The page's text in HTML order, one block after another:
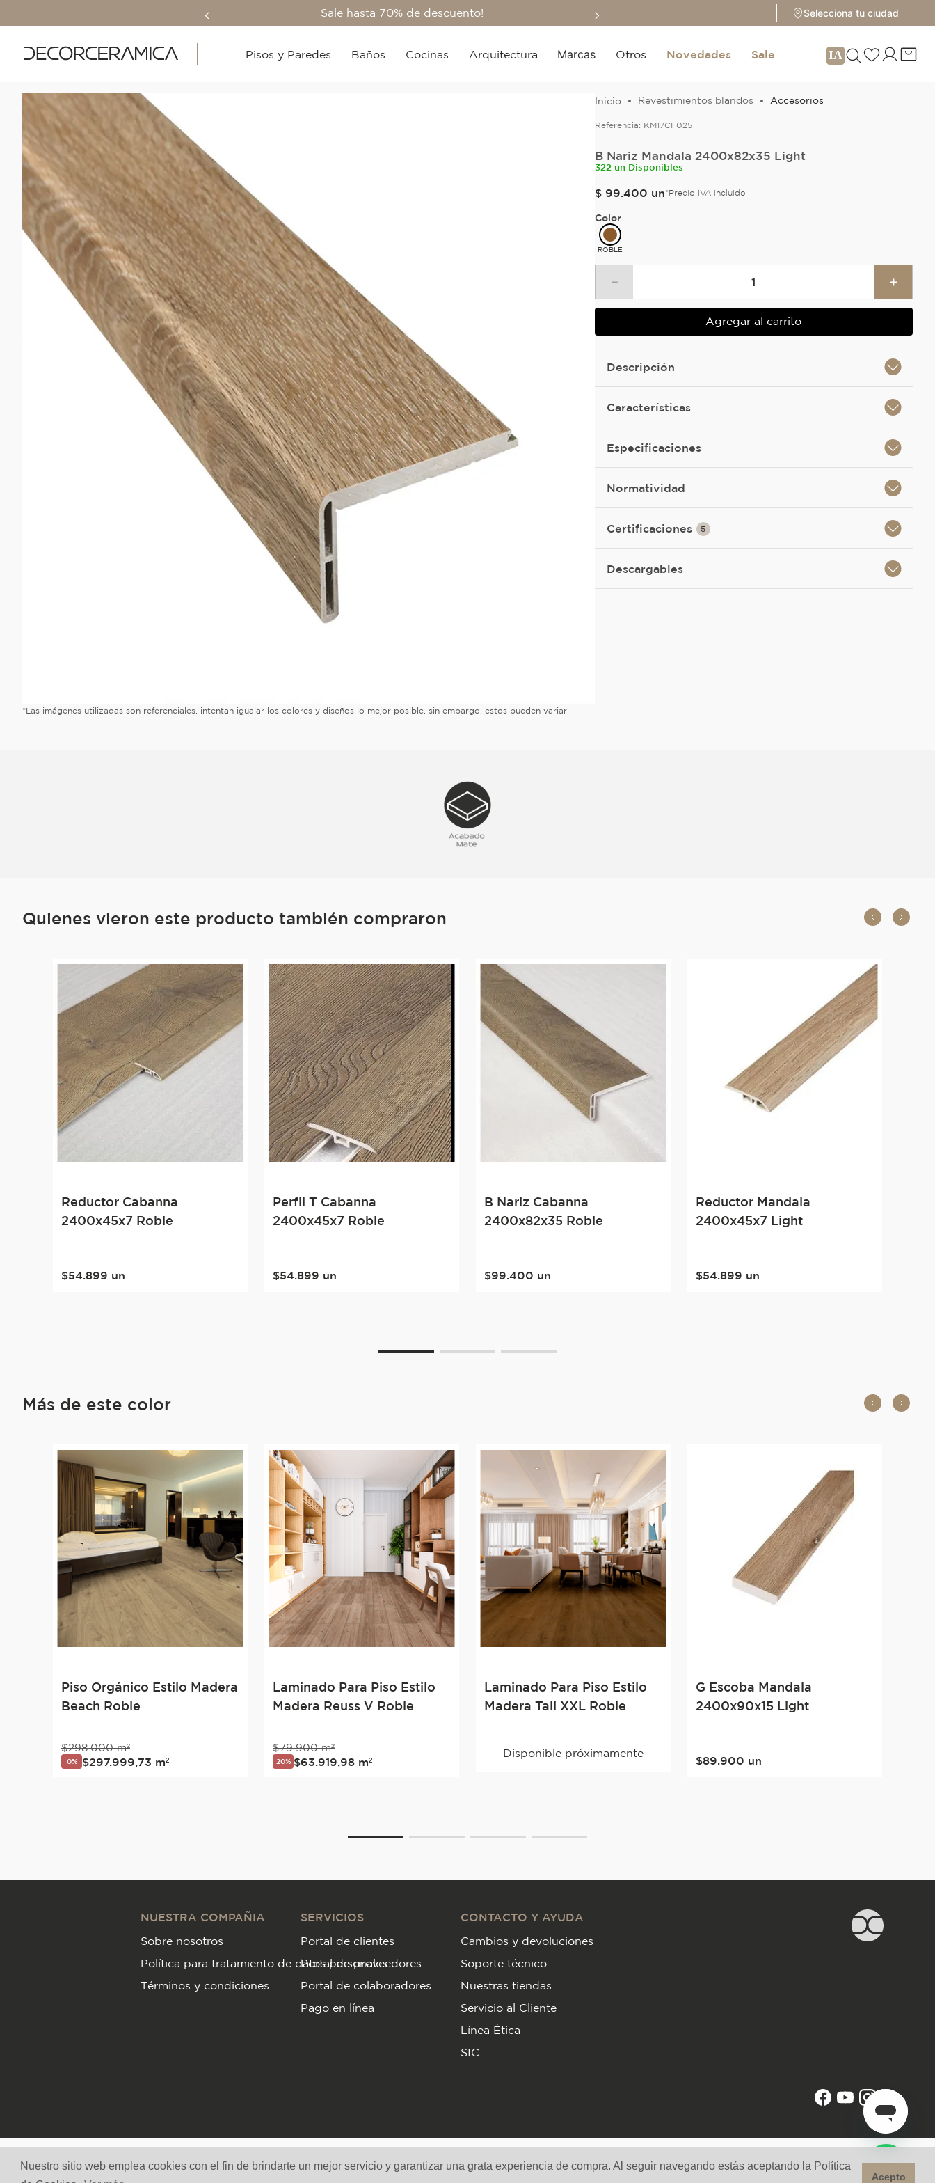
Nuestro sitio web emplea cookies con el fin de brindarte un mejor servicio y garantizar una grata experiencia de compra. Al seguir navegando estás aceptando la Política
Acepto
Sale hasta 70% de descuento! Selecciona tu ciudad
Pisos y Paredes Baños Cocinas Arquitectura Marcas Otros Novedades Sale
*Las imágenes utilizadas son referenciales, intentan igualar los colores y diseños lo mejor posible, sin embargo, estos pueden variar
Revestimientos blandos Accesorios
Referencia: KM17CF025
B Nariz Mandala 2400x82x35 Light
322 un Disponibles
$ 99.400 un*Precio IVA incluido
Color
ROBLE
＋
－
Agregar al carrito
Descripción
Características
Especificaciones
Normatividad
Certificaciones 5
Descargables
Quienes vieron este producto también compraron
Reductor Cabanna
2400x45x7 Roble
$54 899 un
Perfil T Cabanna
2400x45x7 Roble
$54 899 un
B Nariz Cabanna
2400x82x35 Roble
$99 400 un
Reductor Mandala
2400x45x7 Light
$54 899 un
Más de este color
Piso Orgánico Estilo Madera
Beach Roble
$298.000 m²
0% $297.999,73 m²
Laminado Para Piso Estilo
Madera Reuss V Roble
$79.900 m²
20% $63.919,98 m²
Laminado Para Piso Estilo
Madera Tali XXL Roble
Disponible próximamente
G Escoba Mandala
2400x90x15 Light
$89.900 un
NUESTRA COMPAÑIA
Sobre nosotros
Política para tratamiento de datos personales
Términos y condiciones
SERVICIOS
Portal de clientes
Portal de proveedores
Portal de colaboradores
Pago en línea
CONTACTO Y AYUDA
Cambios y devoluciones
Soporte técnico
Nuestras tiendas
Servicio al Cliente
Línea Ética
SIC